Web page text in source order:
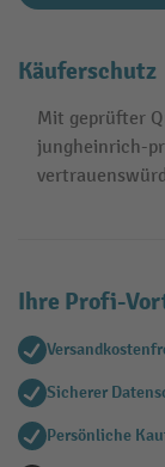
Käuferschutz
Mit geprüfter
jungheinrich-
Ihre Profi-
Sicherer
Persönliche